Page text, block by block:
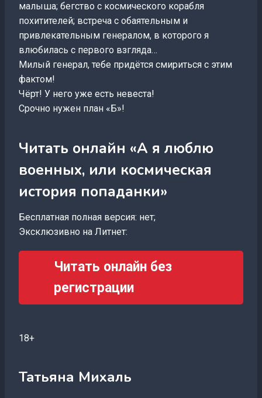
малыша; бегство с космического корабля
похитителей; встреча с обаятельным и
привлекательным генералом, в которого я
влюбилась с первого взгляда…
Милый генерал, тебе придётся смириться с этим
фактом!
Чёрт! У него уже есть невеста!
Срочно нужен план «Б»!
Читать онлайн «А я люблю
военных, или космическая
история попаданки»
Бесплатная полная версия: нет;
Эксклюзивно на Литнет:
Читать онлайн без
регистрации
18+
Татьяна Михаль